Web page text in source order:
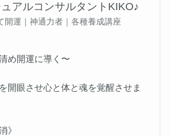
アルコンサルタントKIKO♪
開運｜神通力者｜各種養成講座
運に導く〜
開眼させ心と体と魂を覚醒させま
》